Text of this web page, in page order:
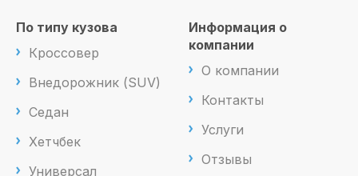
По типу кузова
Кроссовер
Внедорожник (SUV)
Седан
Хетчбек
Универсал
Информация о
компании
О компании
Контакты
Услуги
Отзывы